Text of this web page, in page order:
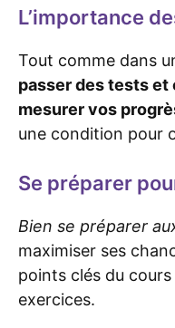
L’importance
Tout comme dans
passer des tests et
mesurer vos
une condition pour
Se préparer
Bien se préparer
maximiser ses
points clés du
exercices.